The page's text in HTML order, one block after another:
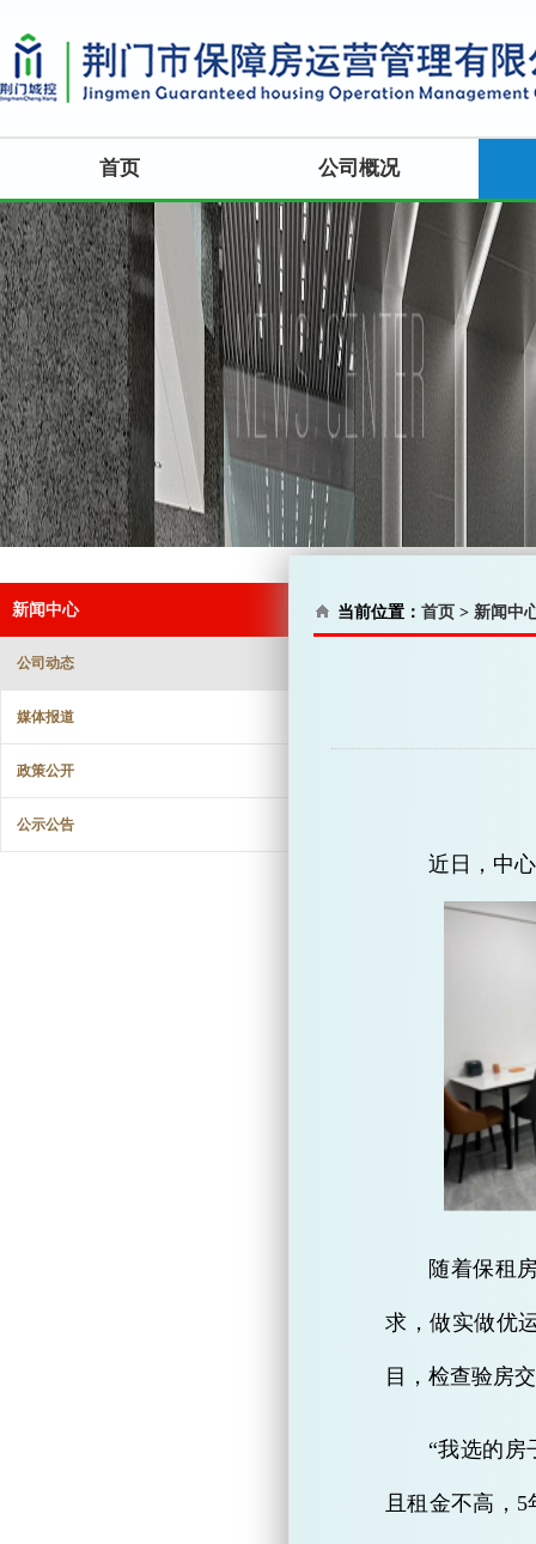
首页 公司概况
新闻中心
公司动态
媒体报道
政策公开
公示公告
当前位置： 首页 > 新闻中
近日，中
随着保租
求，做实做优
目，检查验房
“我选的房
且租金不高，